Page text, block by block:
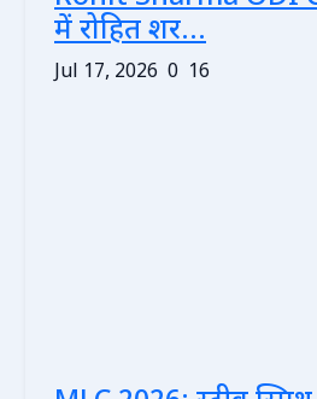
में रोहित शर...
Jul 17, 2026 0 16